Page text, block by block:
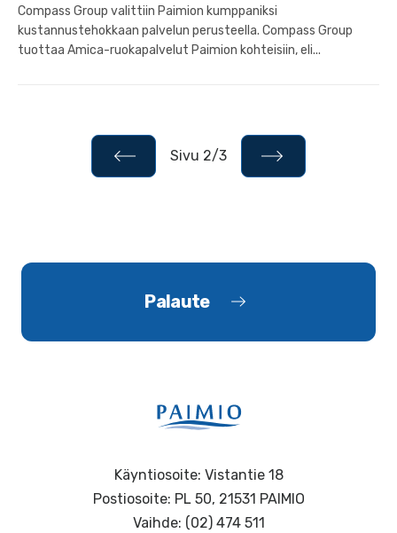
Compass Group valittiin Paimion kumppaniksi
kustannustehokkaan palvelun perusteella. Compass Group
tuottaa Amica-ruokapalvelut Paimion kohteisiin, eli...
Sivu 2/3
Palaute
Käyntiosoite: Vistantie 18
Postiosoite: PL 50, 21531 PAIMIO
Vaihde: (02) 474 511